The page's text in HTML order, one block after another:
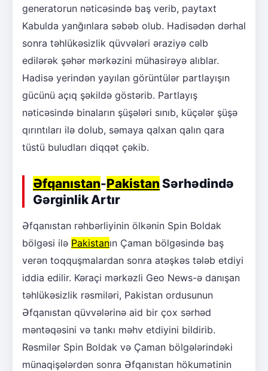
generatorun nəticəsində baş verib, paytaxt
Kabulda yanğınlara səbəb olub. Hadisədən dərhal
sonra təhlükəsizlik qüvvələri əraziyə cəlb
edilərək şəhər mərkəzini mühasirəyə alıblar.
Hadisə yerindən yayılan görüntülər partlayışın
gücünü açıq şəkildə göstərib. Partlayış
nəticəsində binaların şüşələri sınıb, küçələr şüşə
qırıntıları ilə dolub, səmaya qalxan qalın qara
tüstü buludları diqqət çəkib.
Əfqanıstan-Pakistan Sərhədində
Gərginlik Artır
Əfqanıstan rəhbərliyinin ölkənin Spin Boldak
bölgəsi ilə Pakistanın Çaman bölgəsində baş
verən toqquşmalardan sonra atəşkəs tələb etdiyi
iddia edilir. Kəraçi mərkəzli Geo News-ə danışan
təhlükəsizlik rəsmiləri, Pakistan ordusunun
Əfqanıstan qüvvələrinə aid bir çox sərhəd
məntəqəsini və tankı məhv etdiyini bildirib.
Rəsmilər Spin Boldak və Çaman bölgələrindəki
münaqişələrdən sonra Əfqanıstan hökumətinin